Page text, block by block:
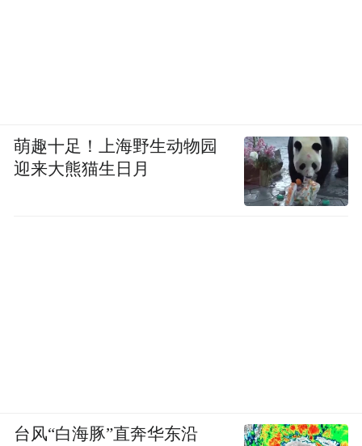
萌趣十足！上海野生动物园
迎来大熊猫生日月
台风“白海豚”直奔华东沿